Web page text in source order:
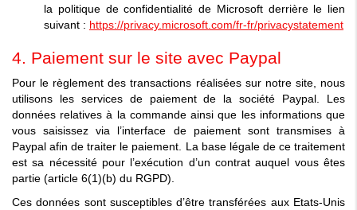
la politique de confidentialité de Microsoft derrière le lien
suivant : https://privacy.microsoft.com/fr-fr/privacystatement
4. Paiement sur le site avec Paypal
Pour le règlement des transactions réalisées sur notre site, nous
utilisons les services de paiement de la société Paypal. Les
données relatives à la commande ainsi que les informations que
vous saisissez via l’interface de paiement sont transmises à
Paypal afin de traiter le paiement. La base légale de ce traitement
est sa nécessité pour l’exécution d’un contrat auquel vous êtes
partie (article 6(1)(b) du RGPD).
Ces données sont susceptibles d’être transférées aux Etats-Unis